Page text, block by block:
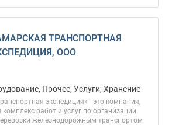
ТРАНСПОРТНАЯ
ООО
Прочее, Услуги, Хранение
экспедиция» - это компания,
работ и услуг по организации
железнодорожным транспортом